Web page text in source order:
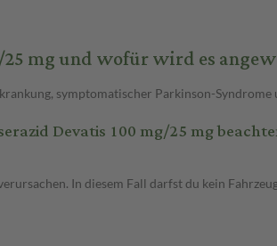
mg und wofür wird es
symptomatischer Parkinson-Syndrome
Devatis 100 mg/25 mg
In diesem Fall darfst du kein